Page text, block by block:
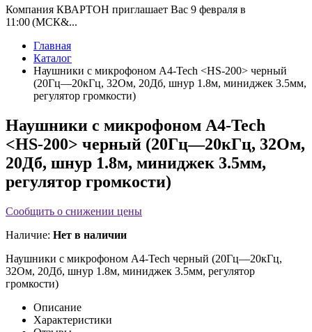
Компания КВАРТОН приглашает Вас 9 февраля в
11:00 (МСК&...
Главная
Каталог
Наушники с микрофоном A4-Tech <HS-200> черный
(20Гц—20кГц, 32Ом, 20Дб, шнур 1.8м, миниджек 3.5мм,
регулятор громкости)
Наушники с микрофоном A4-Tech
<HS-200> черный (20Гц—20кГц, 32Ом,
20Дб, шнур 1.8м, миниджек 3.5мм,
регулятор громкости)
Сообщить о снижении цены
Наличие: Нет в наличии
Наушники с микрофоном A4-Tech черный (20Гц—20кГц,
32Ом, 20Дб, шнур 1.8м, миниджек 3.5мм, регулятор
громкости)
Описание
Характеристики